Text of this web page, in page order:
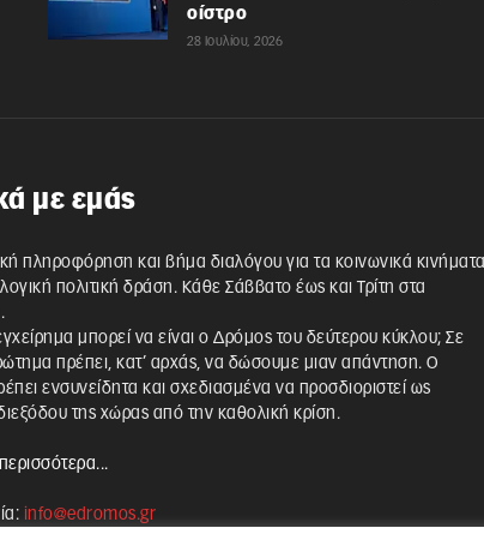
οίστρο
28 Ιουλίου, 2026
με εμάς
πληροφόρηση και βήμα διαλόγου για τα κοινωνικά κινήματα
πολιτική δράση. Κάθε Σάββατο έως και Τρίτη στα
μπορεί να είναι ο Δρόμος του δεύτερου κύκλου; Σε
πρέπει, κατ’ αρχάς, να δώσουμε μιαν απάντηση. Ο
ενσυνείδητα και σχεδιασμένα να προσδιοριστεί ως
της χώρας από την καθολική κρίση.
info@edromos.gr